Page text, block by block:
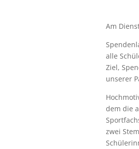
Am
alle
Ziel,
unserer
dem die
zwei